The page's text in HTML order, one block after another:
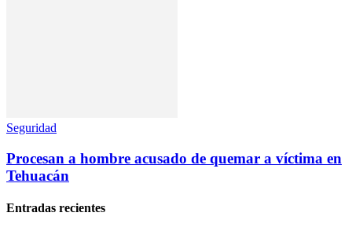
Seguridad
Procesan a hombre acusado de quemar a víctima en
Tehuacán
Entradas recientes